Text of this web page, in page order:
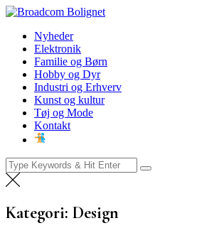
Skip
content
Broadcom Bolignet
NyhederNyheder
Elektronik
Familie og Børn
Hobby og Dyr
Industri og Erhverv
Kunst og kultur
Tøj og Mode
Kontakt
Search
for:
Kategori: Design